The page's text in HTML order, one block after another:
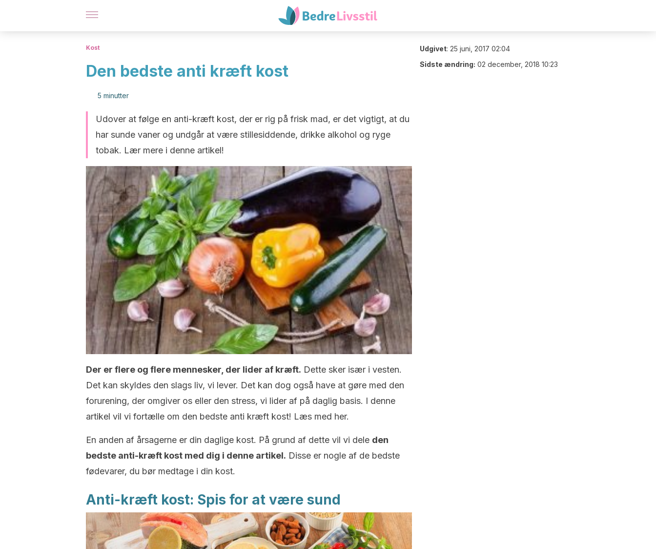
Kost
Den bedste anti kræft kost
5 minutter
Udover at følge en anti-kræft kost, der er rig på frisk mad, er det vigtigt, at du
har sunde vaner og undgår at være stillesiddende, drikke alkohol og ryge
tobak. Lær mere i denne artikel!
Der er flere og flere mennesker, der lider af kræft. Dette sker især i vesten.
Det kan skyldes den slags liv, vi lever. Det kan dog også have at gøre med den
forurening, der omgiver os eller den stress, vi lider af på daglig basis. I denne
artikel vil vi fortælle om den bedste anti kræft kost! Læs med her.
En anden af årsagerne er din daglige kost. På grund af dette vil vi dele den
bedste anti-kræft kost med dig i denne artikel. Disse er nogle af de bedste
fødevarer, du bør medtage i din kost.
Anti-kræft kost: Spis for at være sund
Udgivet: 25 juni, 2017 02:04
Sidste ændring: 02 december, 2018 10:23